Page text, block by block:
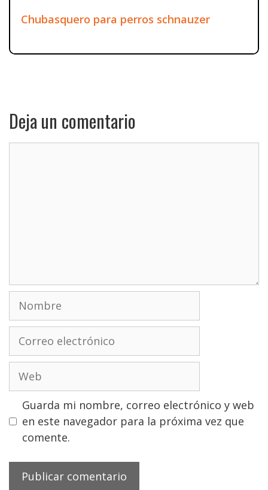
Chubasquero para perros schnauzer
Deja un comentario
Nombre
electrónico
Guarda mi nombre, correo electrónico y web
en este navegador para la próxima vez que
comente.